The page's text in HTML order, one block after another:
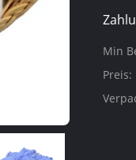
Min
Preis: